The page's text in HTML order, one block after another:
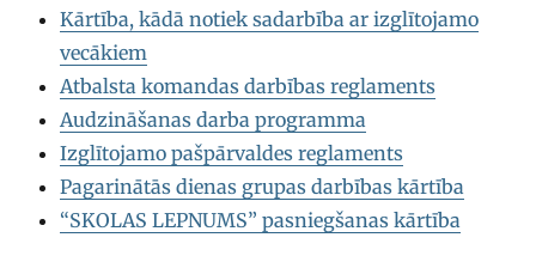
Kārtība, kādā notiek sadarbība ar izglītojamo
vecākiem
Atbalsta komandas darbības reglaments
Audzināšanas darba programma
Izglītojamo pašpārvaldes reglaments
Pagarinātās dienas grupas darbības kārtība
“SKOLAS LEPNUMS” pasniegšanas kārtība